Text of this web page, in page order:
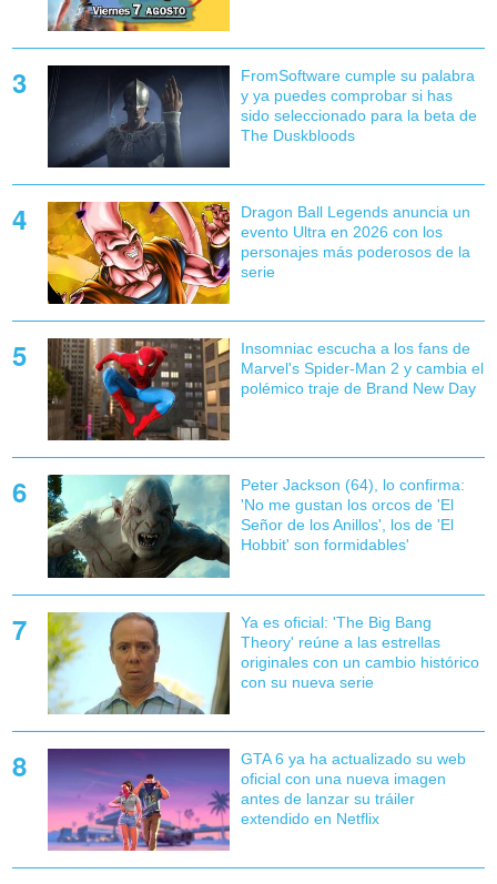
FromSoftware cumple su palabra
y ya puedes comprobar si has
sido seleccionado para la beta de
The Duskbloods
Dragon Ball Legends anuncia un
evento Ultra en 2026 con los
personajes más poderosos de la
serie
Insomniac escucha a los fans de
Marvel's Spider-Man 2 y cambia el
polémico traje de Brand New Day
Peter Jackson (64), lo confirma:
'No me gustan los orcos de 'El
Señor de los Anillos', los de 'El
Hobbit' son formidables'
Ya es oficial: 'The Big Bang
Theory' reúne a las estrellas
originales con un cambio histórico
con su nueva serie
GTA 6 ya ha actualizado su web
oficial con una nueva imagen
antes de lanzar su tráiler
extendido en Netflix